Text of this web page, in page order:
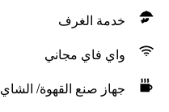
خدمة الغرف
واي فاي مجاني
جهاز صنع القهوة/ الشاي